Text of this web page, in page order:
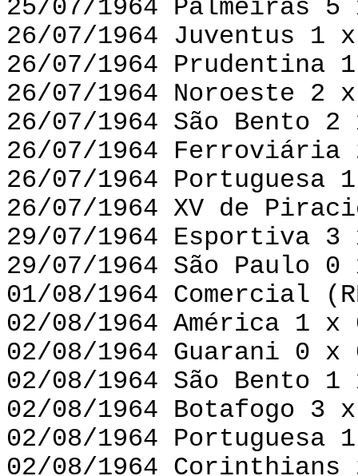
25/07/1964 Palmeiras 5
26/07/1964 Juventus 1
26/07/1964 Prudentina
26/07/1964 Noroeste 2
26/07/1964 São Bento
26/07/1964 Ferroviária
26/07/1964 Portuguesa
26/07/1964 XV de
29/07/1964 Esportiva 3
29/07/1964 São Paulo 0
01/08/1964 Comercial
02/08/1964 América 1 x
02/08/1964 Guarani 0 x
02/08/1964 São Bento
02/08/1964 Botafogo 3
02/08/1964 Portuguesa
02/08/1964 Corinthians